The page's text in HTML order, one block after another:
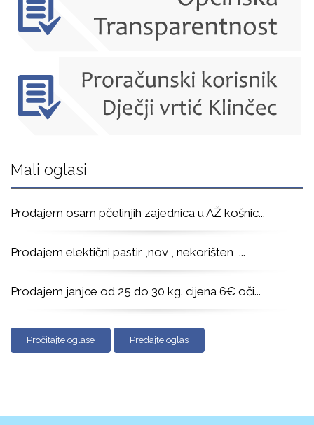
Mali oglasi
Prodajem osam pčelinjih zajednica u AŽ košnic...
Prodajem elektični pastir ,nov , nekorišten ,...
Prodajem janjce od 25 do 30 kg. cijena 6€ oči...
Pročitajte oglase Predajte oglas